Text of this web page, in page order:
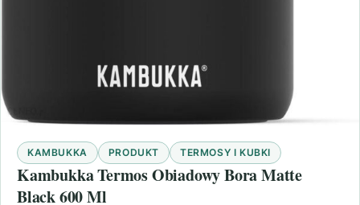
KAMBUKKA PRODUKT TERMOSY I KUBKI
Kambukka Termos Obiadowy Bora Matte
Black 600 Ml